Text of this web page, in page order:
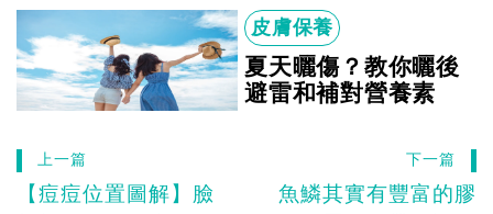
皮膚保養
夏天曬傷？教你曬後
避雷和補對營養素
上一篇
【痘痘位置圖解】臉
下一篇
魚鱗其實有豐富的膠